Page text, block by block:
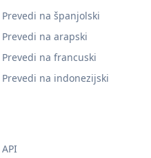
Prevedi na španjolski
Prevedi na arapski
Prevedi na francuski
Prevedi na indonezijski
API